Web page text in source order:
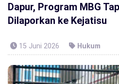
Dapur, Program MBG
Dilaporkan ke Kejatisu
15 Juni 2026 Hukum